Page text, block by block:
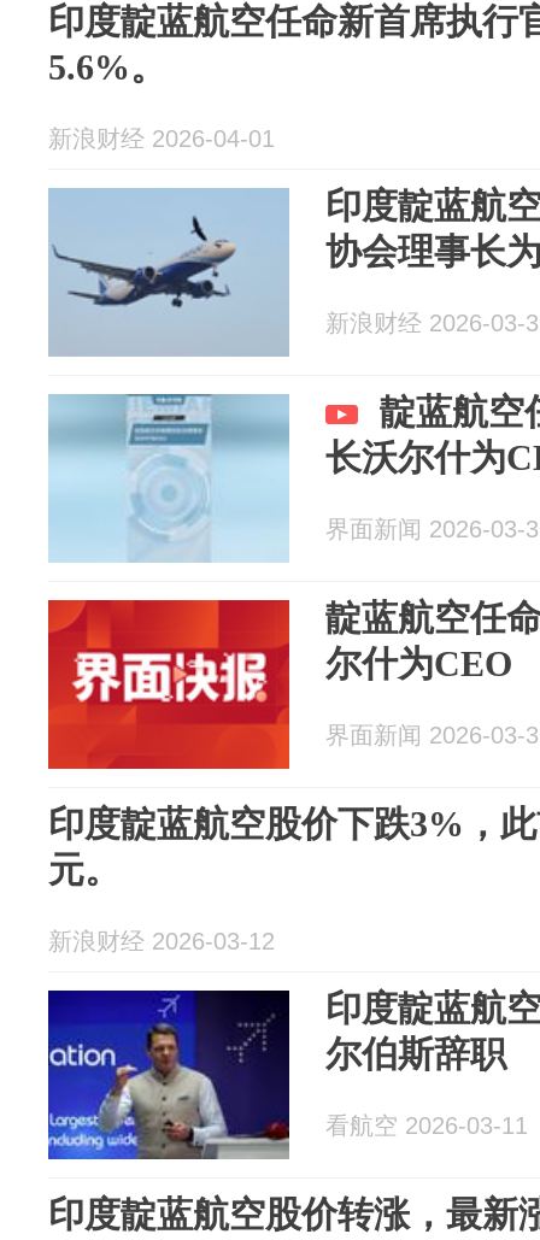
印度靛蓝航空任命新首席执行
5.6%。
新浪财经 2026-04-01
印度靛蓝航
协会理事长
新浪财经 2026-03-
靛蓝航空
长沃尔什为
界面新闻 2026-03-
靛蓝航空任
尔什为CEO
界面新闻 2026-03-
印度靛蓝航空股价下跌3%，
元。
新浪财经 2026-03-12
印度靛蓝航
尔伯斯辞职
看航空 2026-03-11
印度靛蓝航空股价转涨，最新